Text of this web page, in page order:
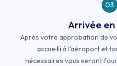
03
Arrivée en
Après votre approbation de
accueilli à l'aéroport et
nécessaires vous seront